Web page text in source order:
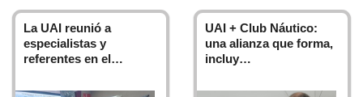
La UAI reunió a
especialistas y
referentes en el…
UAI + Club Náutico:
una alianza que forma,
incluy…